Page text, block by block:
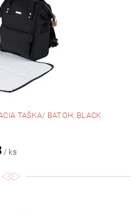
TAŠKA/ BATOH, BLACK
/ ks